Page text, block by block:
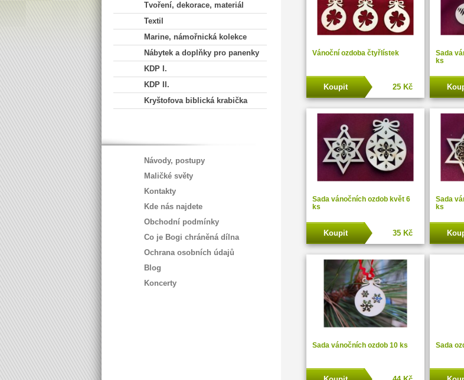
Tvoření, dekorace, materiál
Textil
Marine, námořnická kolekce
Nábytek a doplňky pro panenky
KDP I.
KDP II.
Kryštofova biblická krabička
Návody, postupy
Maličké světy
Kontakty
Kde nás najdete
Obchodní podmínky
Co je Bogi chráněná dílna
Ochrana osobních údajů
Blog
Koncerty
Vánoční ozdoba čtyřlístek
25 Kč
Koupit
Sada
ks
Sada vánočních ozdob květ 6
ks
35 Kč
Koupit
Sada
ks
Sada vánočních ozdob 10 ks Sada